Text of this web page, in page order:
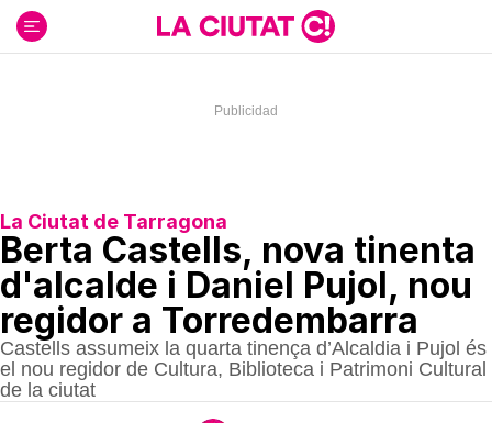
contenido
La Ciutat de Tarragona
Berta Castells, nova tinenta
d'alcalde i Daniel Pujol, nou
regidor a Torredembarra
Castells assumeix la quarta tinença d’Alcaldia i Pujol és
el nou regidor de Cultura, Biblioteca i Patrimoni Cultural
de la ciutat